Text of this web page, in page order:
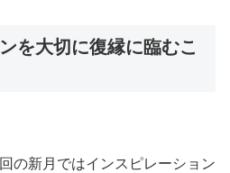
を大切に復縁に臨むこ
の新月ではインスピレーション